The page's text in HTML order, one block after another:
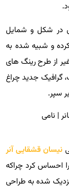
در شکل و شمایل
کرده و شبیه شده به
از طرح رینگ های
گرافیک جدید چراغ
سپر.
نیسان قشقایی آنر
نیز به خوبی می‌توان تغییرات فیس‌‍لیفت ۲۰۲۵ را احساس کرد چراکه
شده به طراحی